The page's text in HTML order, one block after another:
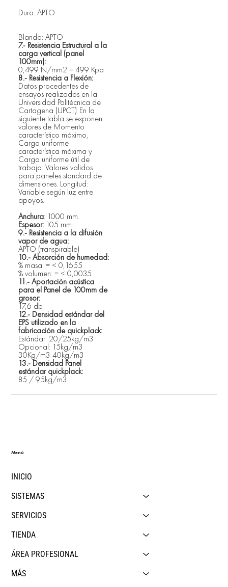
Duro: APTO
Blando: APTO
7.- Resistencia Estructural a la
carga vertical (panel
100mm):
0,499 N/mm2 = 499 Kpa
8.- Resistencia a Flexión:
Datos procedentes de
ensayos realizados en la
Universidad Politécnica de
Cartagena (UPCT) En la
siguiente tabla se exponen
valores de Momento
característico máximo,
Carga uniforme
característica máxima y
Carga uniforme útil de
trabajo. Valores validos
para paneles standard de
dimensiones. Longitud:
Variable según luz entre
apoyos.
Anchura: 1000 mm.
Espesor: 105 mm
9.- Resistencia a la difusión
vapor de agua:
APTO (transpirable)
10.- Absorción de humedad:
% masa: = < 0,1655
% volumen: = < 0,0035
11.- Aportación acústica
para el Panel de 100mm de
grosor:
17,6 db
12.- Densidad estándar del
EPS utilizado en la
fabricación de quickplack:
Estándar: 20/25kg/m3
Opcional: 15kg/m3
30Kg/m3 40kg/m3
13.- Densidad Panel
estándar quickplack:
85 / 95kg/m3
INICIO
SISTEMAS
SERVICIOS
TIENDA
ÁREA PROFESIONAL
MÁS
Menú